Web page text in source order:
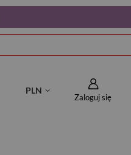
PLN
Zaloguj się